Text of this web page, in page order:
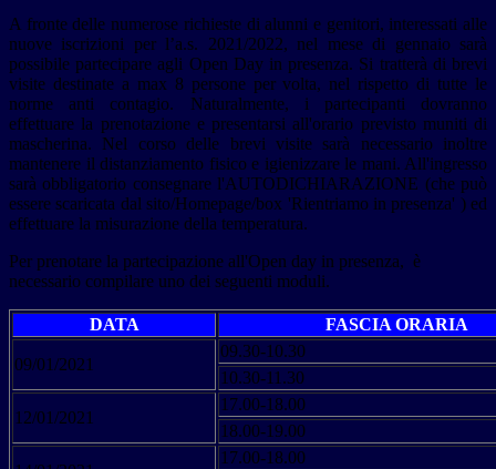
A fronte delle numerose richieste di alunni e genitori, interessati alle
nuove iscrizioni per l’a.s. 2021/2022, nel mese di gennaio sarà
possibile partecipare agli Open Day in presenza. Si tratterà di brevi
visite destinate a max 8 persone per volta, nel rispetto di tutte le
norme anti contagio. Naturalmente, i partecipanti dovranno
effettuare la prenotazione e presentarsi all'orario previsto muniti di
mascherina. Nel corso delle brevi visite sarà necessario inoltre
mantenere il distanziamento fisico e igienizzare le mani. All'ingresso
sarà obbligatorio consegnare l'AUTODICHIARAZIONE (che può
essere scaricata dal sito/Homepage/box 'Rientriamo in presenza' ) ed
effettuare la misurazione della temperatura.
Per prenotare la partecipazione all'Open day in presenza, è
necessario compilare uno dei seguenti moduli.
DATA FASCIA ORARIA
09/01/2021
09.30-10.30
10.30-11.30
12/01/2021
17.00-18.00
18.00-19.00
17.00-18.00